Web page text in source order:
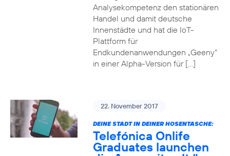
Analysekompetenz den stationären
Handel und damit deutsche
Innenstädte und hat die IoT-
Plattform für
Endkundenanwendungen „Geeny“
in einer Alpha-Version für […]
22. November 2017
DEINE STADT IN DEINER HOSENTASCHE:
Telefónica Onlife
Graduates launchen